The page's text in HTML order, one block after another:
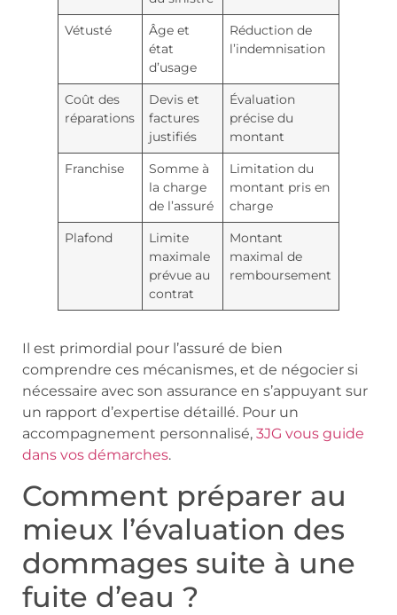
Vétusté
Âge et
état
d’usage
Réduction de
l’indemnisation
Coût des
réparations
Devis et
factures
justifiés
Évaluation
précise du
montant
Franchise
Somme à
la charge
de l’assuré
Limitation du
montant pris en
charge
Plafond
Limite
maximale
prévue au
contrat
Montant
maximal de
remboursement
Il est primordial pour l’assuré de bien
comprendre ces mécanismes, et de négocier si
nécessaire avec son assurance en s’appuyant sur
un rapport d’expertise détaillé. Pour un
accompagnement personnalisé, 3JG vous guide
dans vos démarches.
Comment préparer au
mieux l’évaluation des
dommages suite à une
fuite d’eau ?